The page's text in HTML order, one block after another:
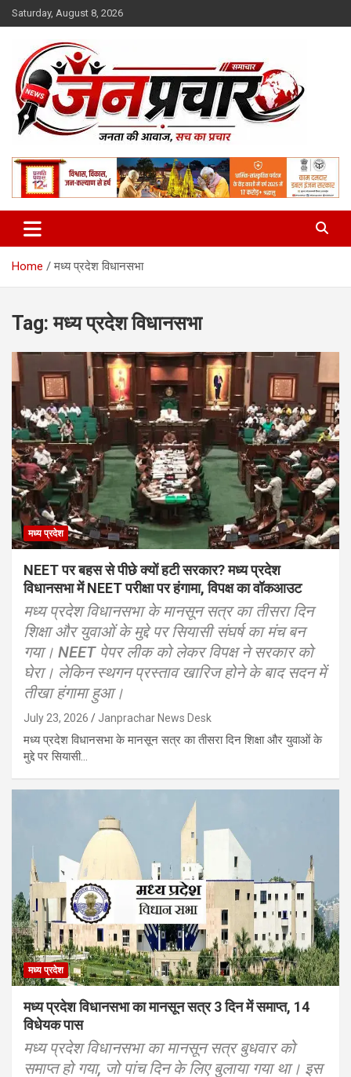
Skip
to
Saturday, August 8, 2026
:: जनप्रचार ::
Home मध्य प्रदेश विधानसभा
Tag:मध्य प्रदेश विधानसभा
मध्य प्रदेश
NEET पर बहस से पीछे क्यों हटी सरकार? मध्य प्रदेश
विधानसभा में NEET परीक्षा पर हंगामा, विपक्ष का वॉकआउट
मध्य प्रदेश विधानसभा के मानसून सत्र का तीसरा दिन
शिक्षा और युवाओं के मुद्दे पर सियासी संघर्ष का मंच बन
गया। NEET पेपर लीक को लेकर विपक्ष ने सरकार को
घेरा। लेकिन स्थगन प्रस्ताव खारिज होने के बाद सदन में
तीखा हंगामा हुआ।
July 23, 2026 Janprachar News Desk
मध्य प्रदेश विधानसभा के मानसून सत्र का तीसरा दिन शिक्षा और युवाओं के
मुद्दे पर सियासी…
मध्य प्रदेश
मध्य प्रदेश विधानसभा का मानसून सत्र 3 दिन में समाप्त, 14
विधेयक पास
मध्य प्रदेश विधानसभा का मानसून सत्र बुधवार को
समाप्त हो गया, जो पांच दिन के लिए बुलाया गया था। इस